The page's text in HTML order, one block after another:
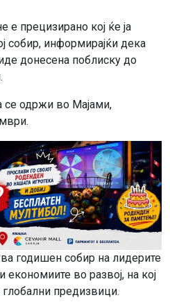
е прецизирано кој ќе ја
собир, информирајќи дека
донесена поблиску до
се одржи во Мајами,
годишен собир на лидерите
во развој, на кој
глобални предизвици.